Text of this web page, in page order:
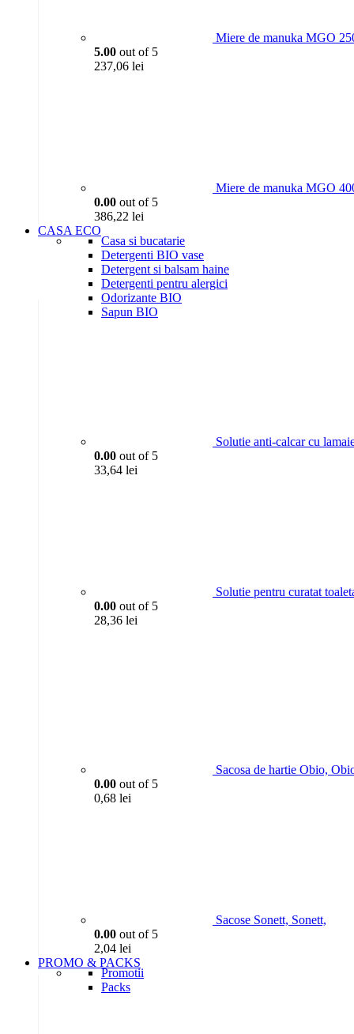
Miere de manuka MGO
5.00 out of 5
237,06 lei
Miere de manuka MGO
0.00 out of 5
386,22 lei
CASA ECO
Casa si bucatarie
Detergenti BIO vase
Detergent si balsam haine
Detergenti pentru alergici
Odorizante BIO
Sapun BIO
Solutie anti-calcar cu
0.00 out of 5
33,64 lei
Solutie pentru curatat
0.00 out of 5
28,36 lei
Sacosa de hartie Obio,
0.00 out of 5
0,68 lei
Sacose Sonett, Sonett,
0.00 out of 5
2,04 lei
PROMO & PACKS
Promotii
Packs